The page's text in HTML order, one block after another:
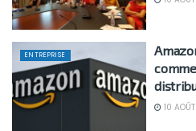
ENTREPRISE
10